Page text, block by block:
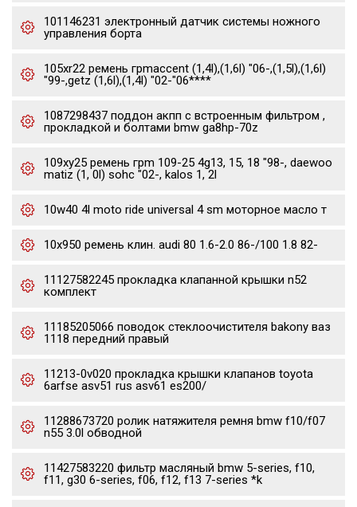
101146231 электронный датчик системы ножного
управления борта
105xr22 ремень грmaccent (1,4l),(1,6l) "06-,(1,5l),(1,6l)
"99-,getz (1,6l),(1,4l) "02-"06****
1087298437 поддон акпп с встроенным фильтром ,
прокладкой и болтами bmw ga8hp-70z
109xy25 ремень грm 109-25 4g13, 15, 18 "98-, daewoo
matiz (1, 0l) sohc "02-, kalos 1, 2l
10w40 4l moto ride universal 4 sm моторное масло т
10x950 ремень клин. audi 80 1.6-2.0 86-/100 1.8 82-
11127582245 прокладка клапанной крышки n52
комплект
11185205066 поводок стеклоочистителя bakony ваз
1118 передний правый
11213-0v020 прокладка крышки клапанов toyota
6arfse asv51 rus asv61 es200/
11288673720 ролик натяжителя ремня bmw f10/f07
n55 3.0l обводной
11427583220 фильтр масляный bmw 5-series, f10,
f11, g30 6-series, f06, f12, f13 7-series *k